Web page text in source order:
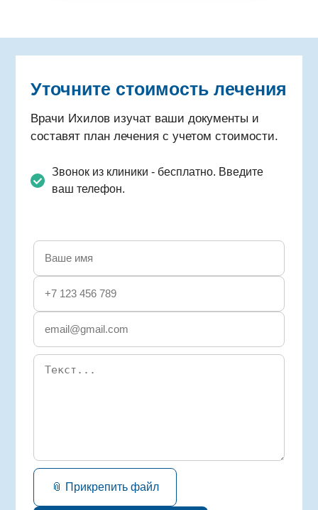
Уточните стоимость лечения
Врачи Ихилов изучат ваши документы и
составят план лечения с учетом стоимости.
Звонок из клиники - бесплатно. Введите
ваш телефон.
📎 Прикрепить файл